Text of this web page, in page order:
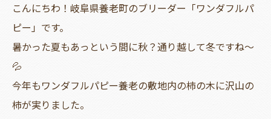
こんにちわ！岐阜県養老町のブリーダー「ワンダフルパ
ピー」です。
暑かった夏もあっという間に秋？通り越して冬ですね～
💦
今年もワンダフルパピー養老の敷地内の柿の木に沢山の
柿が実りました。